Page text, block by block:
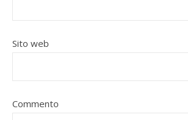
Sito web
Commento